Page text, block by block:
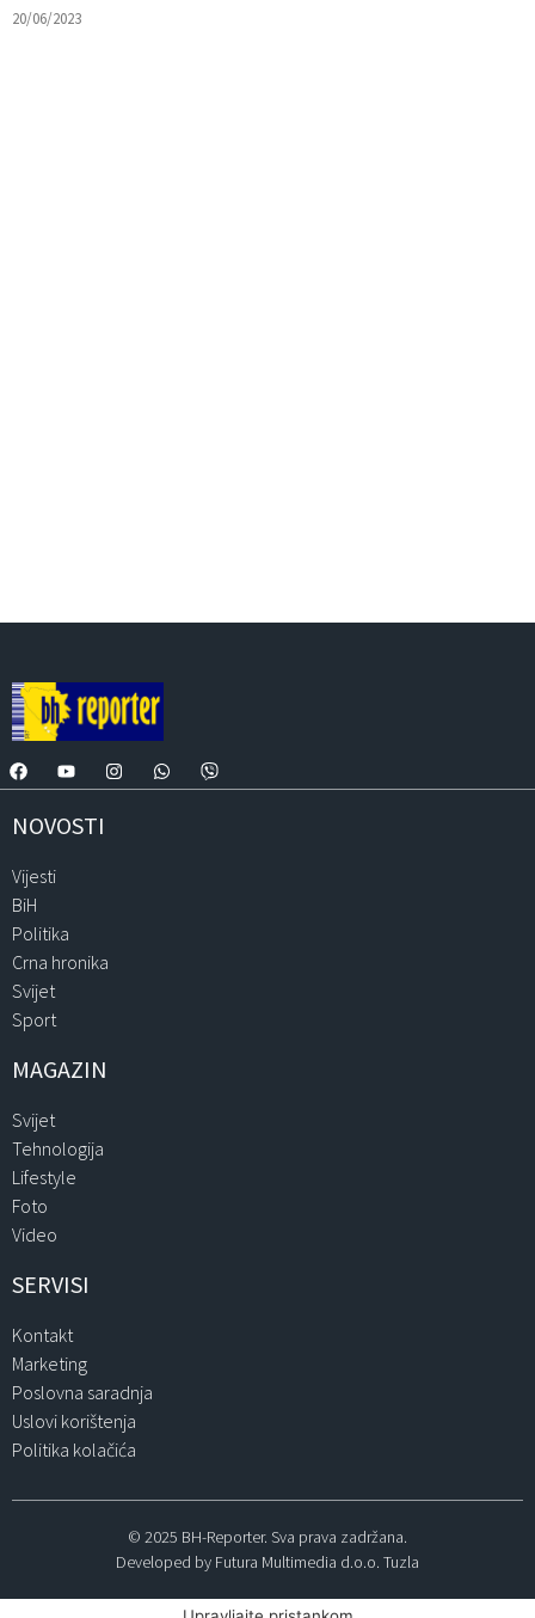
20/06/2023
NOVOSTI
Vijesti
BiH
Politika
Crna hronika
Svijet
Sport
MAGAZIN
Svijet
Tehnologija
Lifestyle
Foto
Video
SERVISI
Kontakt
Marketing
Poslovna saradnja
Uslovi korištenja
Politika kolačića
© 2025 BH-Reporter. Sva prava zadržana.
Developed by Futura Multimedia d.o.o. Tuzla